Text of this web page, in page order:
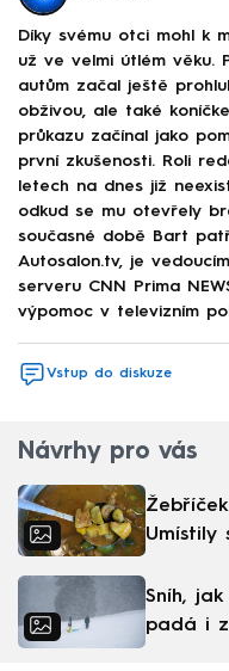
Díky svému otci mohl k
už ve velmi útlém věku.
autům začal ještě
obživou, ale také
průkazu začínal jako
první zkušenosti. Roli
letech na dnes již
odkud se mu otevřely
současné době Bart
Autosalon.tv, je
serveru CNN Prima
výpomoc v televizním
Vstup do diskuze
Návrhy pro vás
Umístily
Sníh,
padá i